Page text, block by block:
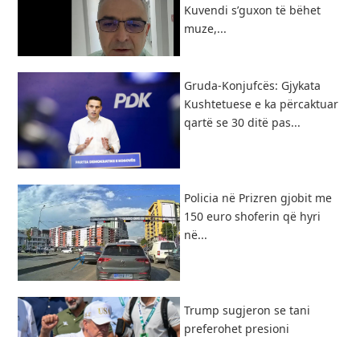
Kuvendi s’guxon të bëhet
muze,...
Gruda-Konjufcës: Gjykata
Kushtetuese e ka përcaktuar
qartë se 30 ditë pas...
Policia në Prizren gjobit me
150 euro shoferin që hyri
në...
Trump sugjeron se tani
preferohet presioni